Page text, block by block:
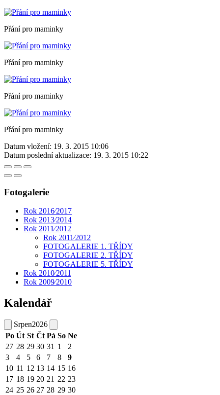
Přání pro maminky
Přání pro maminky
Přání pro maminky
Přání pro maminky
Datum vložení: 19. 3. 2015 10:06
Datum poslední aktualizace: 19. 3. 2015 10:22
Fotogalerie
Rok 2016⁄2017
Rok 2013⁄2014
Rok 2011⁄2012
Rok 2011⁄2012
FOTOGALERIE 1. TŘÍDY
FOTOGALERIE 2. TŘÍDY
FOTOGALERIE 5. TŘÍDY
Rok 2010⁄2011
Rok 2009⁄2010
Kalendář
Srpen2026
Po Út St Čt Pá So Ne
27 28 29 30 31 1
2
3
4 5 6 7 8
9
10 11 12 13 14 15 16
17 18 19 20 21 22 23
24 25 26 27 28 29 30